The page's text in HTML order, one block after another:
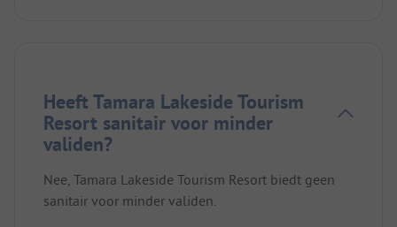
Heeft Tamara Lakeside Tourism
Resort sanitair voor minder
validen?
Nee, Tamara Lakeside Tourism Resort biedt geen
sanitair voor minder validen.